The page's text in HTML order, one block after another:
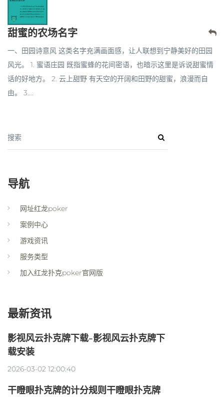
甜蜜的农场名字
一、田园诗意风 这类名字充满画面感，让人联想到宁静美好的田园
风光。 1. 蜜语庄园 既指蜜蜂的花间密语，也暗示这里是诉说甜蜜情
话的好地方。 2. 云上甜野 有天空的开阔和田野的甜蜜，浪漫而自
由。 3....
搜索
导航
网址红龙poker
案例中心
游戏资讯
服务类型
加入红龙扑克poker官网版
最新资讯
影视风云扑克牌下载-影视风云扑克牌下
载安装
2026-03-02 12:00:40
干瞪眼扑克牌的计分规则干瞪眼扑克牌